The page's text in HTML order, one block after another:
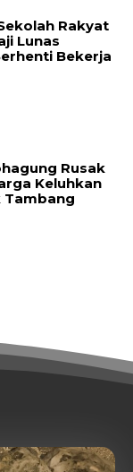
Rakyat
Lunas
Bekerja
Rusak
Keluhkan
Tambang